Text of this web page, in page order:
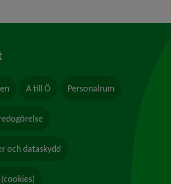
A till Ö Personalrum
och dataskydd